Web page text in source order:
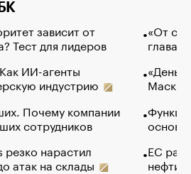
зависит от
Тест для лидеров
ИИ-агенты
индустрию
Почему компании
сотрудников
нарастил
атак на склады
«От
глава
Маск в
основ
ЕС
нефти